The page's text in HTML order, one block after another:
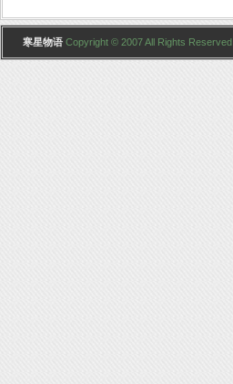
寒星物语 Copyright © 2007 All Rights Reserved .